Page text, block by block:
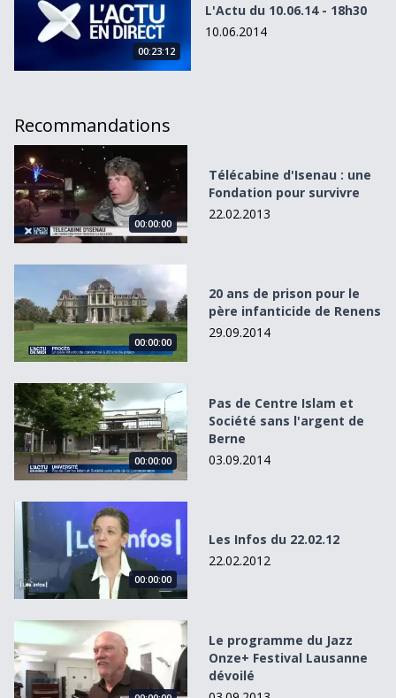
00:23:12
L'Actu du 10.06.14 - 18h30
10.06.2014
Recommandations
Télécabine d&#039;Isenau : une Fondation pour survivre
00:00:00
Télécabine d'Isenau : une
Fondation pour survivre
22.02.2013
20 ans de prison pour le père infanticide de Renens
00:00:00
20 ans de prison pour le
père infanticide de Renens
29.09.2014
Pas de Centre Islam et Société sans l&#039;argent de
00:00:00
Pas de Centre Islam et
Société sans l'argent de
Berne
03.09.2014
Les Infos du 22.02.12
00:00:00
Les Infos du 22.02.12
22.02.2012
Le programme du Jazz Onze+ Festival Lausanne dévoilé
Le programme du Jazz
Onze+ Festival Lausanne
dévoilé